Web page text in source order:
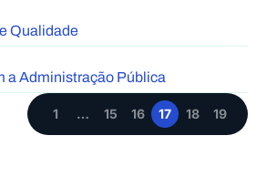
Qualidade
a Administração Pública
1 … 15 16 17 18 19